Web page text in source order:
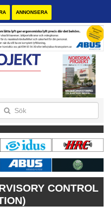
ANNONSERA
CONTROL